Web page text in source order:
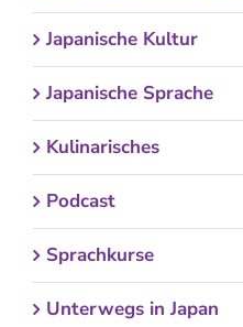
Japanische Kultur
Japanische Sprache
Kulinarisches
Podcast
Sprachkurse
Unterwegs in Japan